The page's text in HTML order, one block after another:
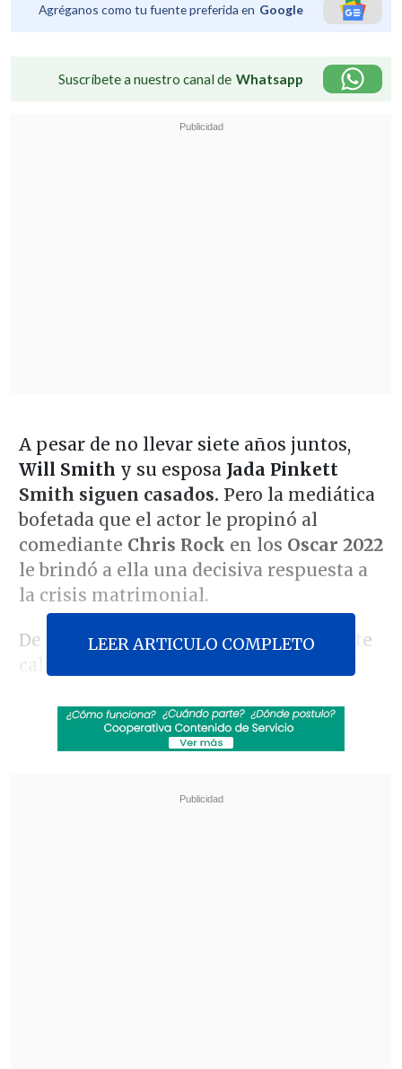
Agréganos como tu fuente preferida en Google
Suscríbete a nuestro canal de Whatsapp
A pesar de no llevar siete años juntos,
Will Smith y su esposa Jada Pinkett
Smith siguen casados. Pero la mediática
bofetada que el actor le propinó al
comediante Chris Rock en los Oscar 2022
le brindó a ella una decisiva respuesta a
la crisis matrimonial.
De hecho, Pinkett Smithrecientemente
calificó positivamente el impulso de la
antes y un después en su incierta
LEER ARTICULO COMPLETO